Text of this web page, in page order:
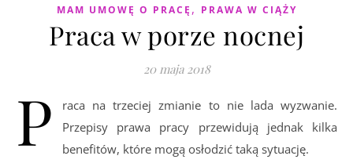
MAM UMOWĘ O PRACĘ , PRAWA W CIĄŻY
Praca w porze nocnej
20 maja 2018
P
raca na trzeciej zmianie to nie lada wyzwanie.
Przepisy prawa pracy przewidują jednak kilka
benefitów, które mogą osłodzić taką sytuację.